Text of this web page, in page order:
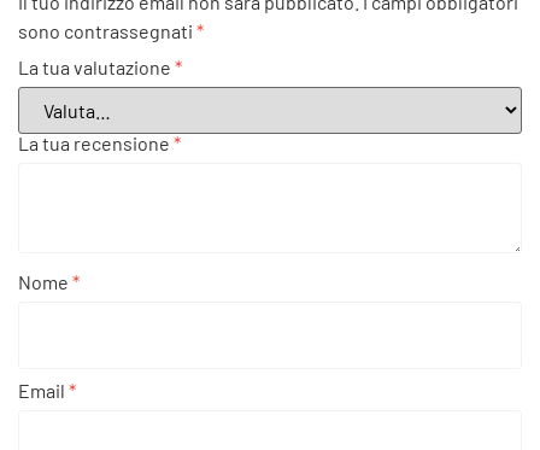
sono contrassegnati *
La tua valutazione *
La tua recensione *
Nome *
Email *